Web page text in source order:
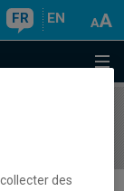
FR EN
des